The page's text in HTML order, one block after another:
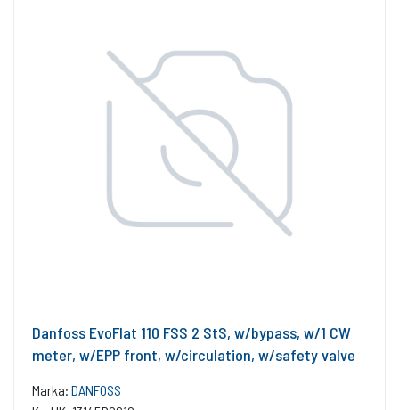
Danfoss EvoFlat 110 FSS 2 StS, w/bypass, w/1 CW
meter, w/EPP front, w/circulation, w/safety valve
Marka: DANFOSS